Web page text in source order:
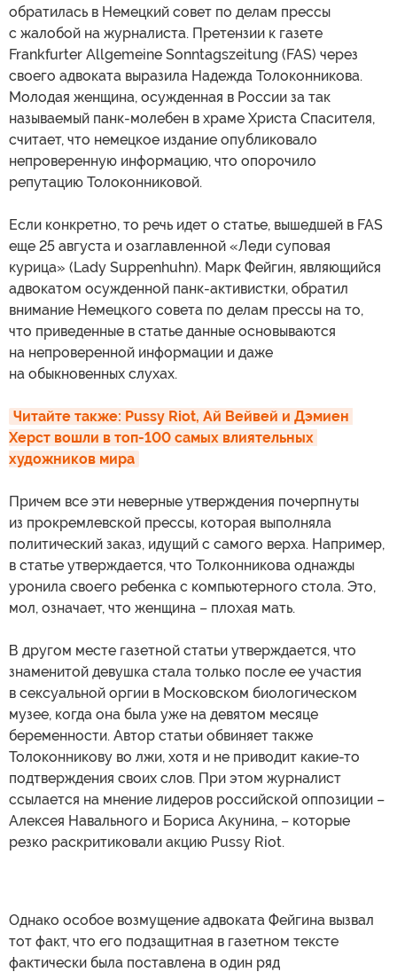
обратилась в Немецкий совет по делам прессы
с жалобой на журналиста. Претензии к газете
Frankfurter Allgemeine Sonntagszeitung (FAS) через
своего адвоката выразила Надежда Толоконникова.
Молодая женщина, осужденная в России за так
называемый панк-молебен в храме Христа Спасителя,
считает, что немецкое издание опубликовало
непроверенную информацию, что опорочило
репутацию Толоконниковой.
Если конкретно, то речь идет о статье, вышедшей в FAS
еще 25 августа и озаглавленной «Леди суповая
курица» (Lady Suppenhuhn). Марк Фейгин, являющийся
адвокатом осужденной панк-активистки, обратил
внимание Немецкого совета по делам прессы на то,
что приведенные в статье данные основываются
на непроверенной информации и даже
на обыкновенных слухах.
Читайте также: Pussy Riot, Ай Вейвей и Дэмиен
Херст вошли в топ-100 самых влиятельных
художников мира
Причем все эти неверные утверждения почерпнуты
из прокремлевской прессы, которая выполняла
политический заказ, идущий с самого верха. Например,
в статье утверждается, что Толконникова однажды
уронила своего ребенка с компьютерного стола. Это,
мол, означает, что женщина – плохая мать.
В другом месте газетной статьи утверждается, что
знаменитой девушка стала только после ее участия
в сексуальной оргии в Московском биологическом
музее, когда она была уже на девятом месяце
беременности. Автор статьи обвиняет также
Толоконникову во лжи, хотя и не приводит какие-то
подтверждения своих слов. При этом журналист
ссылается на мнение лидеров российской оппозиции –
Алексея Навального и Бориса Акунина, – которые
резко раскритиковали акцию Pussy Riot.
Однако особое возмущение адвоката Фейгина вызвал
тот факт, что его подзащитная в газетном тексте
фактически была поставлена в один ряд